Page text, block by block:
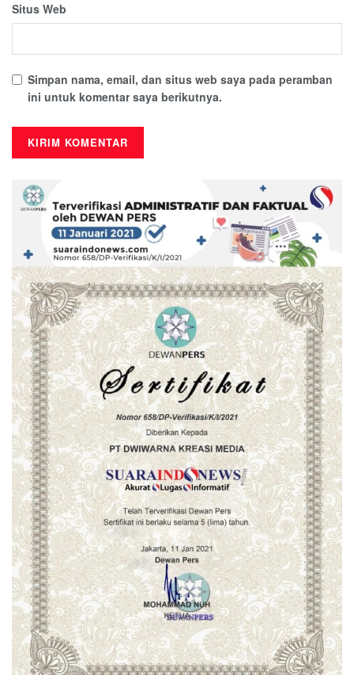
Situs Web
Simpan nama, email, dan situs web saya pada peramban
ini untuk komentar saya berikutnya.